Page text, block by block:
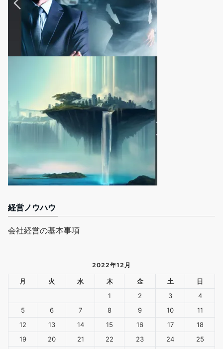
経営ノウハウ
会社経営の基本事項
2022年12月
月 火 水 木 金 土
日
1
2 3
4
5
6 7 8 9 10
11
12
13 14 15 16 17
18
19
20 21 22 23 24
25